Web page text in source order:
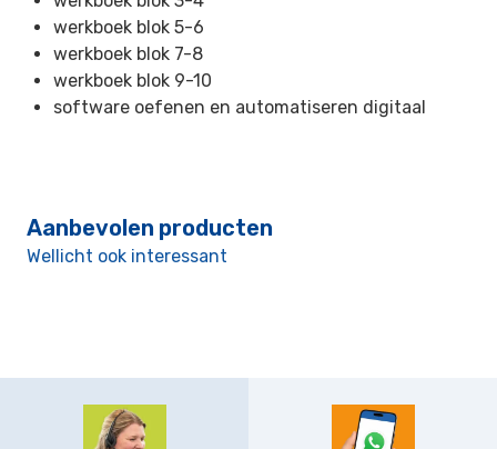
werkboek blok 5-6
werkboek blok 7-8
werkboek blok 9-10
software oefenen en automatiseren digitaal
Aanbevolen producten
Wellicht ook interessant